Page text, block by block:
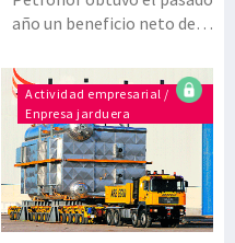
año un beneficio neto de
más que en 2015 y lejos de
las pérdidas de ejercicios
anteriores. Estos
resultados fueron
presentados por el
presidente de la compañía,
Emiliano López Atxurra; el
Actividad empresarial /
Enpresa jarduera